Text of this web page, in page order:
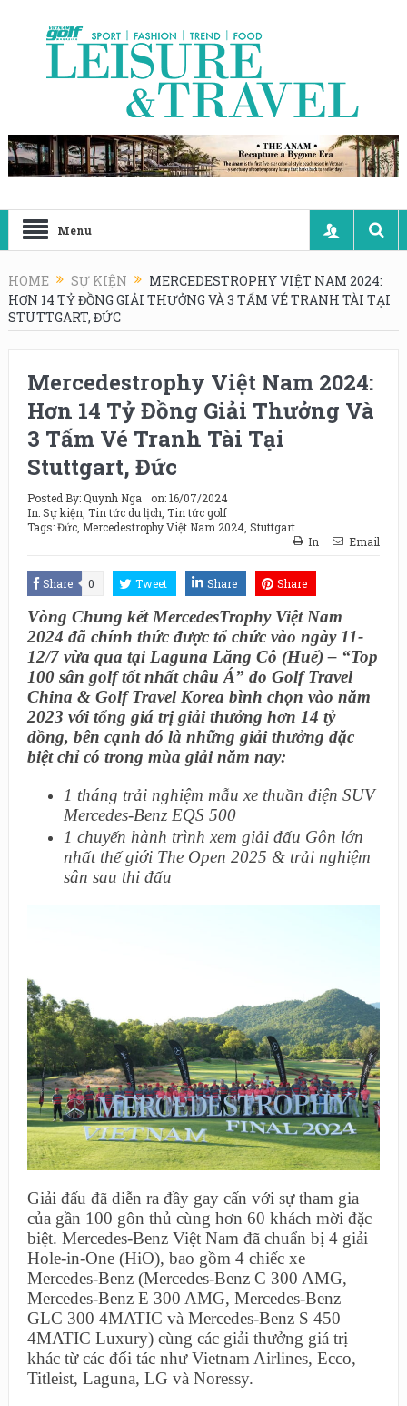
Menu
HOME SỰ KIỆN
MERCEDESTROPHY VIỆT NAM 2024:
HƠN 14 TỶ ĐỒNG GIẢI THƯỞNG VÀ 3 TẤM VÉ TRANH TÀI TẠI
STUTTGART, ĐỨC
Mercedestrophy Việt Nam 2024:
Hơn 14 Tỷ Đồng Giải Thưởng Và
3 Tấm Vé Tranh Tài Tại
Stuttgart, Đức
Posted By:Quynh Nga on:16/07/2024
In:Sự kiện Tin tức du lịch Tin tức golf
Tags:Đức, Mercedestrophy Việt Nam 2024, Stuttgart
In
Email
Share 0 Tweet Share Share
Vòng Chung kết MercedesTrophy Việt Nam
2024 đã chính thức được tổ chức vào ngày 11-
12/7 vừa qua tại Laguna Lăng Cô (Huế) – “Top
100 sân golf tốt nhất châu Á” do Golf Travel
China & Golf Travel Korea bình chọn vào năm
2023 với tổng giá trị giải thưởng hơn 14 tỷ
đồng, bên cạnh đó là những giải thưởng đặc
biệt chỉ có trong mùa giải năm nay:
1 tháng trải nghiệm mẫu xe thuần điện SUV
Mercedes-Benz EQS 500
1 chuyến hành trình xem giải đấu Gôn lớn
nhất thế giới The Open 2025 & trải nghiệm
sân sau thi đấu
Giải đấu đã diễn ra đầy gay cấn với sự tham gia
của gần 100 gôn thủ cùng hơn 60 khách mời đặc
biệt. Mercedes-Benz Việt Nam đã chuẩn bị 4 giải
Hole-in-One (HiO), bao gồm 4 chiếc xe
Mercedes-Benz (Mercedes-Benz C 300 AMG,
Mercedes-Benz E 300 AMG, Mercedes-Benz
GLC 300 4MATIC và Mercedes-Benz S 450
4MATIC Luxury) cùng các giải thưởng giá trị
khác từ các đối tác như Vietnam Airlines, Ecco,
Titleist, Laguna, LG và Noressy.